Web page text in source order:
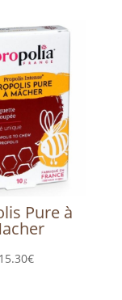
Pure à
15.30€